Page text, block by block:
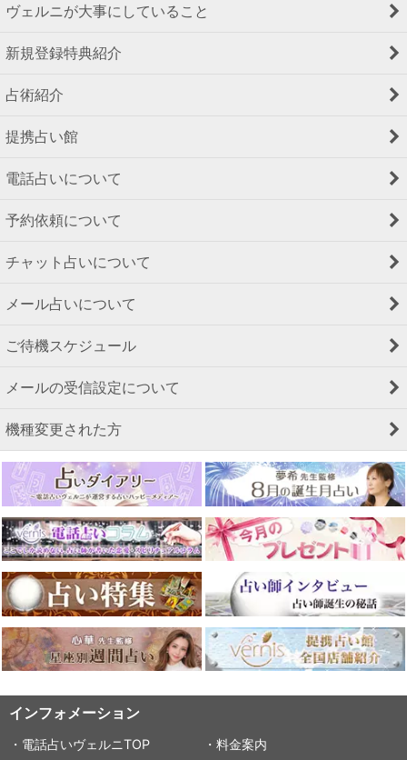
ヴェルニが大事にしていること
新規登録特典紹介
占術紹介
提携占い館
電話占いについて
予約依頼について
チャット占いについて
メール占いについて
ご待機スケジュール
メールの受信設定について
機種変更された方
インフォメーション
・電話占いヴェルニTOP ・料金案内